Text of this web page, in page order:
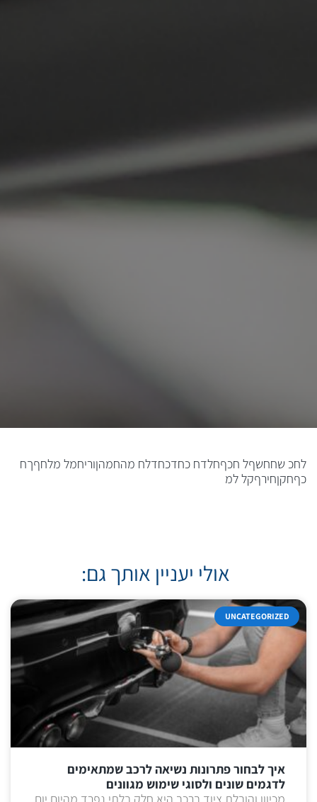
לחכ שחחשףל חכףחלדח כחדכחדלח מהחמהןוריחמל מלחףךח
כףחקןחירףקל למ
אולי יעניין אותך גם:
UNCATEGORIZED
איך לבחור פתרונות נשיאה לרכב שמתאימים
לדגמים שונים ולסוגי שימוש מגוונים
מכיוון והובלת ציוד ברכב היא חלק בלתי נפרד מהיום יום